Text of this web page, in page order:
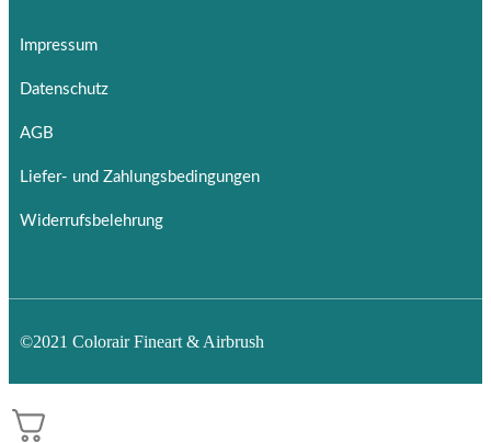
Impressum
Datenschutz
AGB
Liefer- und Zahlungsbedingungen
Widerrufsbelehrung
©2021 Colorair Fineart & Airbrush